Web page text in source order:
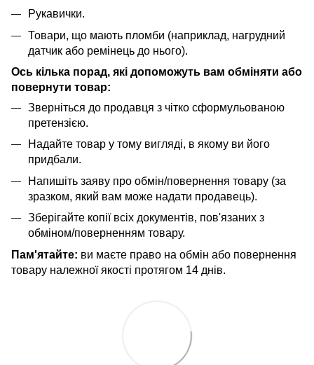
Рукавички.
Товари, що мають пломби (наприклад, нагрудний
датчик або ремінець до нього).
Ось кілька порад, які допоможуть вам обміняти або
повернути товар:
Зверніться до продавця з чітко сформульованою
претензією.
Надайте товар у тому вигляді, в якому ви його
придбали.
Напишіть заяву про обмін/повернення товару (за
зразком, який вам може надати продавець).
Зберігайте копії всіх документів, пов'язаних з
обміном/поверненням товару.
Пам'ятайте: ви маєте право на обмін або повернення
товару належної якості протягом 14 днів.